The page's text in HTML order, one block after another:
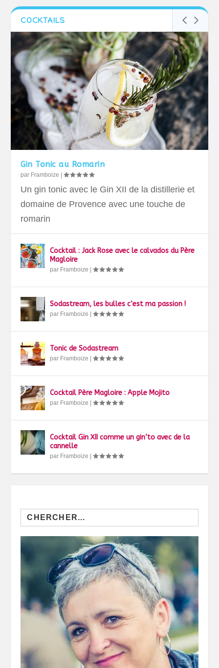
COCKTAILS
Gin Tonic au Romarin
par Framboize |
Un gin tonic avec le Gin XII de la distillerie et
domaine de Provence avec une touche de
romarin
Cocktail : Jack Rose avec le calvados du Père
Magloire
par Framboize |
Sodastream, les bulles c’est ma passion !
par Framboize |
Tonic de Sodastream
par Framboize |
Cocktail Père Magloire : Apple Mojito
par Framboize |
Cocktail Gin XII comme un gin’to avec de la
cannelle
par Framboize |
Search
for: